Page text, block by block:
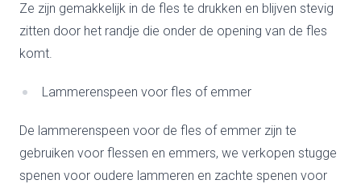
Ze zijn gemakkelijk in de fles te drukken en blijven stevig
zitten door het randje die onder de opening van de fles
komt.
Lammerenspeen voor fles of emmer
De lammerenspeen voor de fles of emmer zijn te
gebruiken voor flessen en emmers, we verkopen stugge
spenen voor oudere lammeren en zachte spenen voor